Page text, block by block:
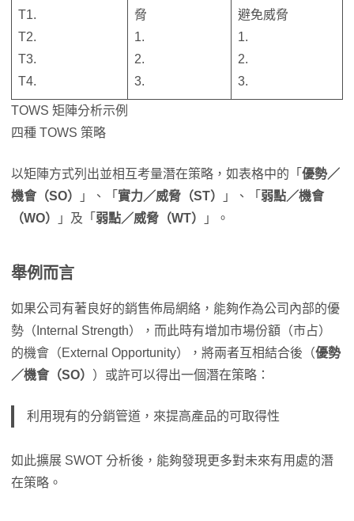
T1.
T2.
T3.
T4.
脅
1.
2.
3.
避免威脅
1.
2.
3.
TOWS 矩陣分析示例
四種 TOWS 策略
以矩陣方式列出並相互考量潛在策略，如表格中的「 優勢／
機會（SO）
」、「 實力／威脅（ST） 」、「 弱點／機會
（WO）
」及「 弱點／威脅（WT） 」。
舉例而言
如果公司有著良好的銷售佈局網絡，能夠作為公司內部的優
勢（Internal Strength），而此時有增加市場份額（市占）
的機會（External Opportunity），將兩者互相結合後（優勢
／機會（SO） ）或許可以得出一個潛在策略：
利用現有的分銷管道，來提高產品的可取得性
如此擴展 SWOT 分析後，能夠發現更多對未來有用處的潛
在策略。